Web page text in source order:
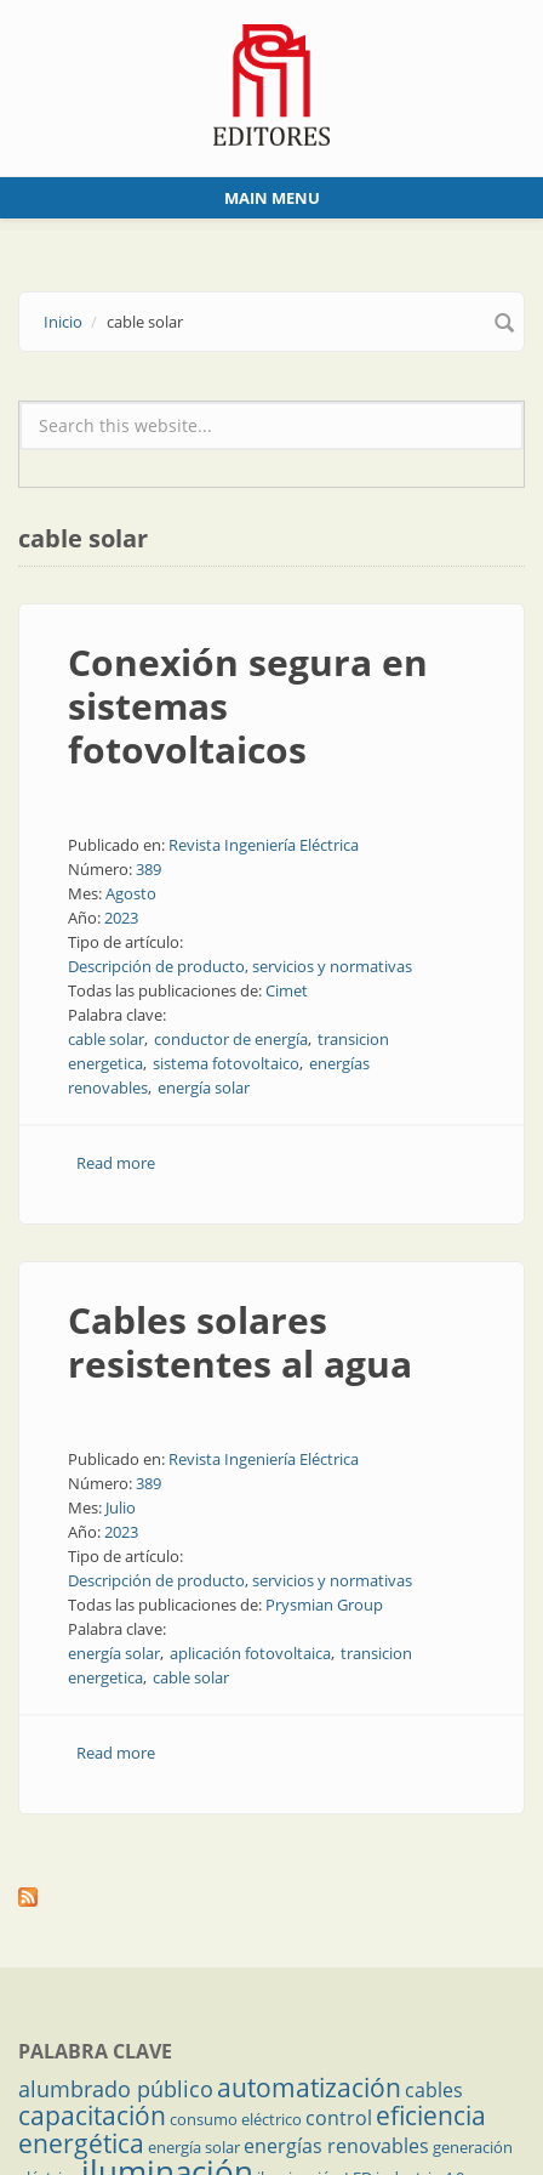
MAIN MENU
Inicio cable solar
Formulario de búsqueda
cable solar
Conexión segura en
sistemas
fotovoltaicos
Publicado en: Revista Ingeniería Eléctrica
Número:389
Mes:Agosto
Año:2023
Tipo de artículo:
Descripción de producto, servicios y normativas
Todas las publicaciones de:Cimet
Palabra clave:
cable solar conductor de energía transicion
energetica sistema fotovoltaico energías
renovables energía solar
Read moreabout Conexión segura en sistemas fotovoltaicos
Cables solares
resistentes al agua
Publicado en: Revista Ingeniería Eléctrica
Número:389
Mes: Julio
Año:2023
Tipo de artículo:
Descripción de producto, servicios y normativas
Todas las publicaciones de: Prysmian Group
Palabra clave:
energía solar aplicación fotovoltaica transicion
energetica cable solar
Read moreabout Cables solares resistentes al agua
PALABRA CLAVE
alumbrado público automatización cables
capacitación consumo eléctrico control eficiencia
energética energía solar energías renovables generación